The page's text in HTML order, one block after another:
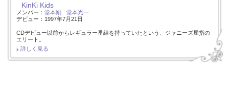
KinKi Kids
メンバー： 堂本剛
堂本光一
デビュー：1997年7月21日
CDデビュー以前からレギュラー番組を持っていたという、ジャニーズ屈指の
エリート。
詳しく見る